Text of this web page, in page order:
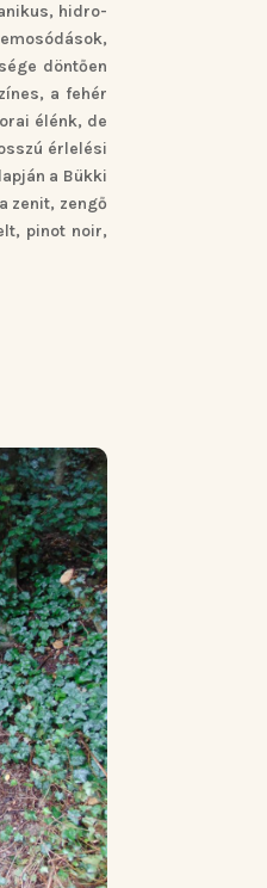
hidro-
döntően
a fehér
élénk, de
érlelési
a Bükki
zenit, zengő
pinot noir,